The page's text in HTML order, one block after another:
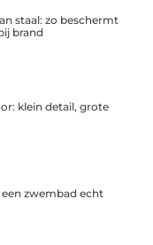
staal: zo beschermt
brand
klein detail, grote
zwembad echt